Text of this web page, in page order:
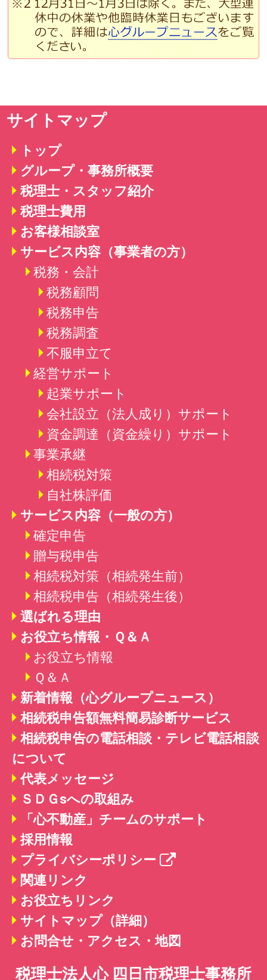
サイトマップ
トップ
グループ・事務所概要
税理士・スタッフ紹介
税理士費用
お客様相談室
サービス内容（事業者の方）
税務・会計
税務顧問
税務申告
税務調査
不服申立て
経営サポート
起業サポート
会社設立（法人成り） サポート
資金調達（資金繰り） サポート
事業承継
相続税対策
自社株評価
サービス内容（一般の方）
確定申告
贈与税申告
相続税対策（相続発生前）
相続税申告（相続発生後）
選ばれる理由
お役立ち情報・Ｑ＆Ａ
お役立ち情報
Ｑ＆Ａ
新着情報 （心グループニュース）
相続税申告額無料簡易診断サービス
相続税申告の電話相談・テレビ電話相談
について
代表メッセージ
ＳＤＧsへの取組み
「心不動産」チームのサポート
採用情報
プライバシーポリシー
関連リンク
お役立ちリンク
サイトマップ（詳細）
お問合せ・アクセス・地図
税理士法人心 四日市税理士事務所